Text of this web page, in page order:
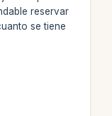
reservar
se tiene